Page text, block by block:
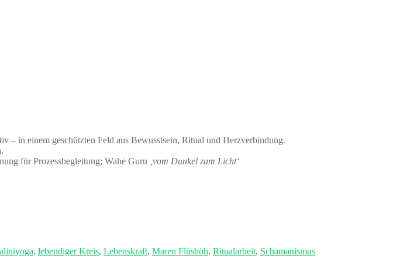
– in einem geschützten Feld aus Bewusstsein, Ritual und Herzverbindung.
für Prozessbegleitung; Wahe Guru ‚vom Dunkel zum Licht‘
, lebendiger Kreis, Lebenskraft, Maren Flüshöh, Ritualarbeit, Schamanismus